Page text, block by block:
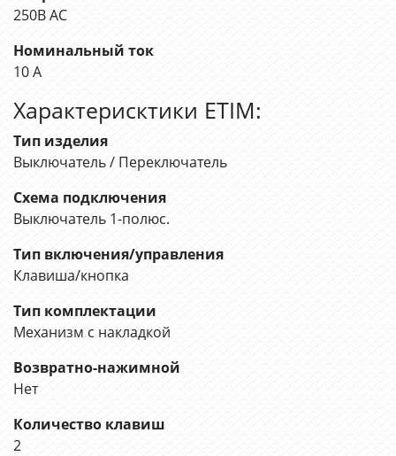
250В АС
Номинальный ток
10 А
Характерисктики ETIM:
Тип изделия
Выключатель / Переключатель
Схема подключения
Выключатель 1-полюс.
Тип включения/управления
Клавиша/кнопка
Тип комплектации
Механизм с накладкой
Возвратно-нажимной
Нет
Количество клавиш
2